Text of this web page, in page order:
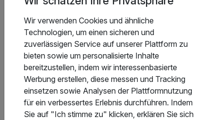
Welche Hotels in Montafon in der Kategorie
Wanderurlaub haben den besten Service?
In welchem Hotel in Montafon kann man gut essen?
Welche Hotels in Montafon haben den besten
Wellnessbereich?
Wir verwenden Cookies und ähnliche
Technologien, um einen sicheren und
zuverlässigen Service auf unserer Plattform zu
bieten sowie um personalisierte Inhalte
bereitzustellen, indem wir interessenbasierte
Werbung erstellen, diese messen und Tracking
einsetzen sowie Analysen der Plattformnutzung
für ein verbessertes Erlebnis durchführen. Indem
Sie auf "Ich stimme zu" klicken, erklären Sie sich